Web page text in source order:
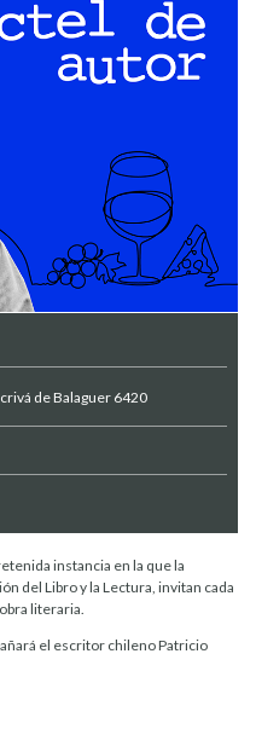
de Balaguer 6420
instancia en la que la
del Libro y la Lectura, invitan cada
literaria.
el escritor chileno Patricio